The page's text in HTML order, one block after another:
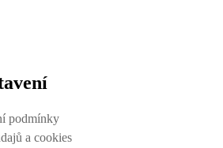
podmínky
a cookies